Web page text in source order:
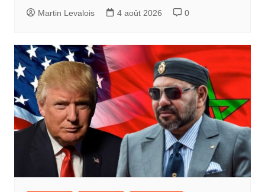
Martin Levalois 4 août 2026 0